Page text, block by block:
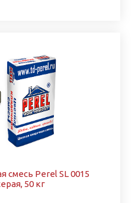
смесь Perel SL 0015
50 кг